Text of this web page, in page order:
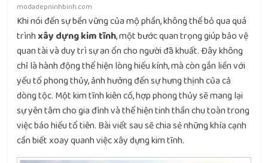
modadepninhbinh.com
Khi nói đến sự bền vững của mộ phần, không thể bỏ qua quá
trình xây dựng kim tĩnh, một bước quan trọng giúp bảo vệ
quan tài và duy trì sự an ổn cho người đã khuất. Đây không
chỉ là hành động thể hiện lòng hiếu kính, mà còn gắn liền với
yếu tố phong thủy, ảnh hưởng đến sự hưng thịnh của cả
dòng tộc. Một kim tĩnh kiên cố, hợp phong thủy sẽ mang lại
sự yên tâm cho gia đình và thể hiện tinh thần chu toàn trong
việc báo hiếu tổ tiên. Bài viết sau sẽ chia sẻ những khía cạnh
cần biết xoay quanh việc xây dựng kim tĩnh.